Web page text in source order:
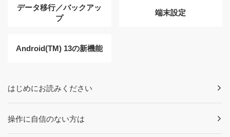
データ移行／バックアッ
プ
端末設定
Android(TM) 13の新機能
はじめにお読みください
操作に自信のない方は